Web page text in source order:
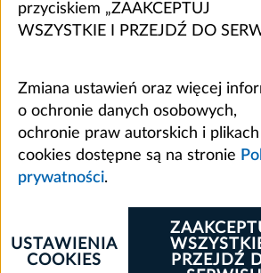
przyciskiem „ZAAKCEPTUJ
WSZYSTKIE I PRZEJDŹ DO
Zmiana ustawień oraz więcej
o ochronie danych osobowych,
ochronie praw autorskich i plikach
cookies dostępne są na stronie
prywatności.
PRZEJDŹ
USTAWIENIA
COOKIES